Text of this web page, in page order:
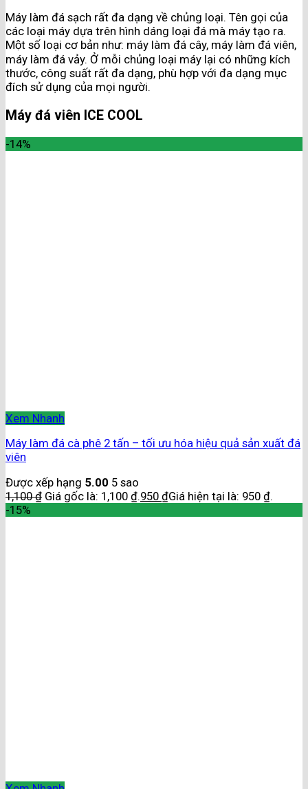
Máy làm đá sạch rất đa dạng về chủng loại. Tên gọi của
các loại máy dựa trên hình dáng loại đá mà máy tạo ra.
Một số loại cơ bản như: máy làm đá cây, máy làm đá viên,
máy làm đá vảy. Ở mỗi chủng loại máy lại có những kích
thước, công suất rất đa dạng, phù hợp với đa dạng mục
đích sử dụng của mọi người.
Máy đá viên ICE COOL
-14%
Xem Nhanh
Máy làm đá cà phê 2 tấn – tối ưu hóa hiệu quả sản xuất đá
viên
Được xếp hạng 5.00 5 sao
1,100₫ Giá gốc là: 1,100 ₫.950 ₫Giá hiện tại là: 950 ₫.
-15%